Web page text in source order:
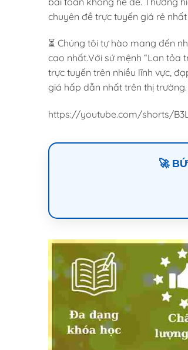
chuyên đề trực tuyến giá rẻ
⏳ Chúng tôi tự hào mang đến
cao nhất.Với sứ mệnh “Lan tỏa
trực tuyến trên nhiều lĩnh vực,
giá hấp dẫn nhất trên thị trường.
https://youtube.com/shorts/
🚀